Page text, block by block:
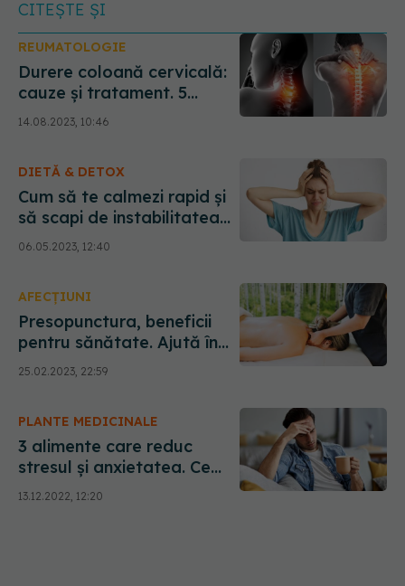
CITEȘTE ȘI
REUMATOLOGIE
Durere coloană cervicală:
cauze și tratament. 5
lucruri pe care trebuie să le
faci pentru durerile de
14.08.2023, 10:46
DIETĂ & DETOX
Cum să te calmezi rapid și
să scapi de instabilitatea
emoțională, de nervi și
agitație
06.05.2023, 12:40
AFECȚIUNI
Presopunctura, beneficii
pentru sănătate. Ajută în
gestionarea stresului și
îmbunătățește calitatea
25.02.2023, 22:59
PLANTE MEDICINALE
3 alimente care reduc
stresul și anxietatea. Ce
NU trebuie să mănânci
niciodată dacă ești stresat
13.12.2022, 12:20